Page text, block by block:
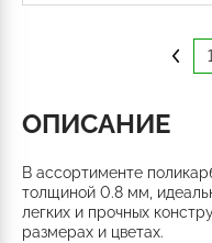
1
ОПИСАНИЕ
В ассортименте
толщиной 0.8 мм,
легких и прочных
размерах и цветах.